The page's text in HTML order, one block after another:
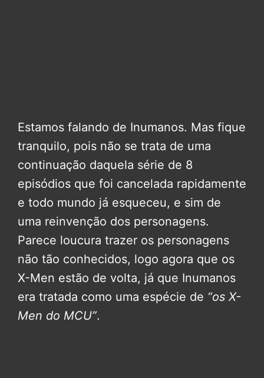
Estamos falando de Inumanos. Mas fique
tranquilo, pois não se trata de uma
continuação daquela série de 8
episódios que foi cancelada rapidamente
e todo mundo já esqueceu, e sim de
uma reinvenção dos personagens.
Parece loucura trazer os personagens
não tão conhecidos, logo agora que os
X-Men estão de volta, já que Inumanos
era tratada como uma espécie de “os X-
Men do MCU”.